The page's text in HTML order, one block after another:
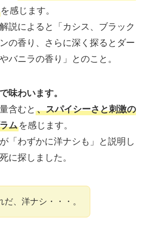
を感じます。
説によると「カシス、ブラック
の香り、さらに深く探るとダー
バニラの香り」とのこと。
味わいます。
含むと 、スパイシーさと刺激の
ムを感じます。
「わずかに洋ナシも」と説明し
に探しました。
だ、洋ナシ・・・。